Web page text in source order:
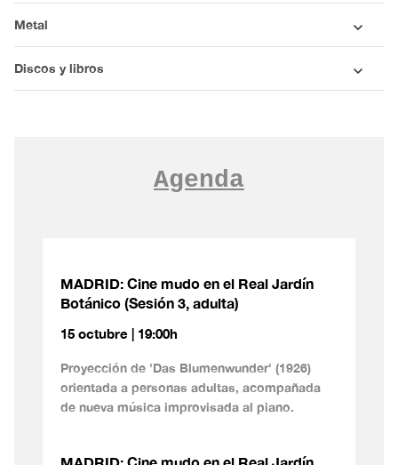
Metal
Discos y libros
Agenda
MADRID: Cine mudo en el Real Jardín
Botánico (Sesión 3, adulta)
15 octubre | 19:00h
Proyección de 'Das Blumenwunder' (1926)
orientada a personas adultas, acompañada
de nueva música improvisada al piano.
MADRID: Cine mudo en el Real Jardín